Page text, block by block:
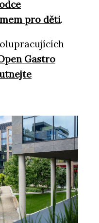
pro děti.
Gastro